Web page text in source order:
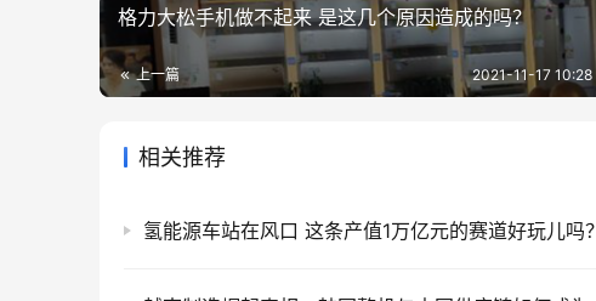
格力大松手机做不起来 是这几个原因造成的吗？
上一篇 2021-11-17 10:28
相关推荐
氢能源车站在风口 这条产值1万亿元的赛道好玩儿吗？